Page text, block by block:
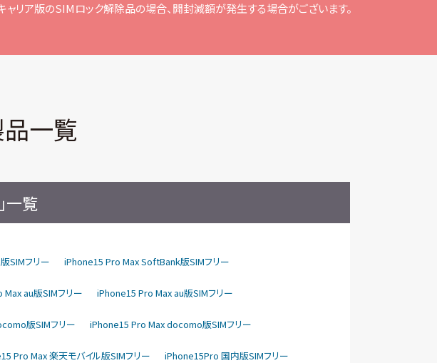
ャリア版のSIMロック解除品の場合、開封減額が発⽣する場合がございます。
一覧
一覧
SIMフリー iPhone15 Pro Max SoftBank版SIMフリー
au版SIMフリー iPhone15 Pro Max au版SIMフリー
版SIMフリー iPhone15 Pro Max docomo版SIMフリー
Pro Max 楽天モバイル版SIMフリー iPhone15Pro 国内版SIMフリー